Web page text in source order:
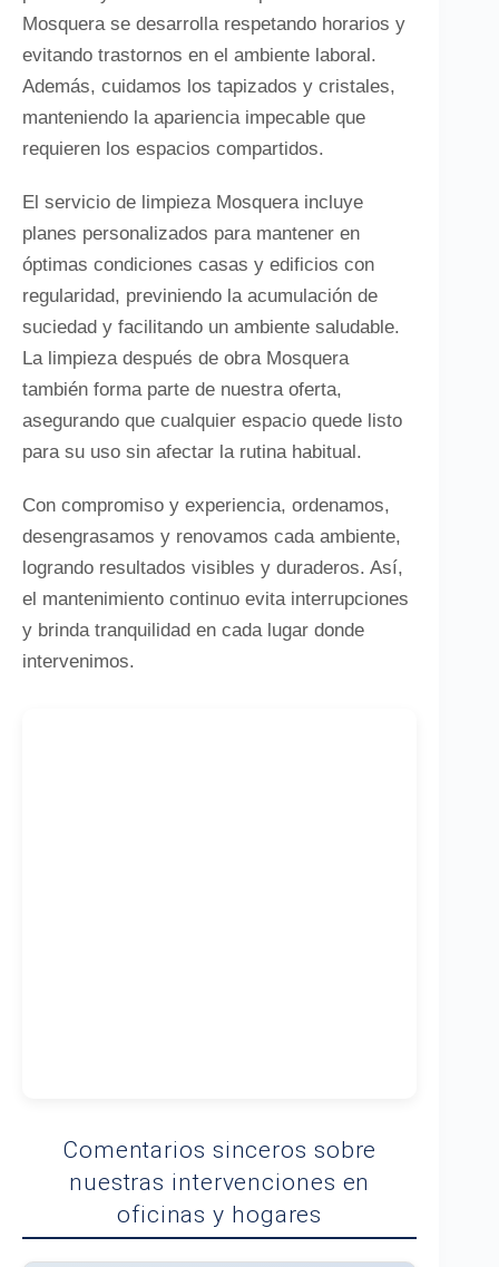
Mosquera se desarrolla respetando horarios y
evitando trastornos en el ambiente laboral.
Además, cuidamos los tapizados y cristales,
manteniendo la apariencia impecable que
requieren los espacios compartidos.
El servicio de limpieza Mosquera incluye
planes personalizados para mantener en
óptimas condiciones casas y edificios con
regularidad, previniendo la acumulación de
suciedad y facilitando un ambiente saludable.
La limpieza después de obra Mosquera
también forma parte de nuestra oferta,
asegurando que cualquier espacio quede listo
para su uso sin afectar la rutina habitual.
Con compromiso y experiencia, ordenamos,
desengrasamos y renovamos cada ambiente,
logrando resultados visibles y duraderos. Así,
el mantenimiento continuo evita interrupciones
y brinda tranquilidad en cada lugar donde
intervenimos.
Comentarios sinceros sobre
nuestras intervenciones en
oficinas y hogares